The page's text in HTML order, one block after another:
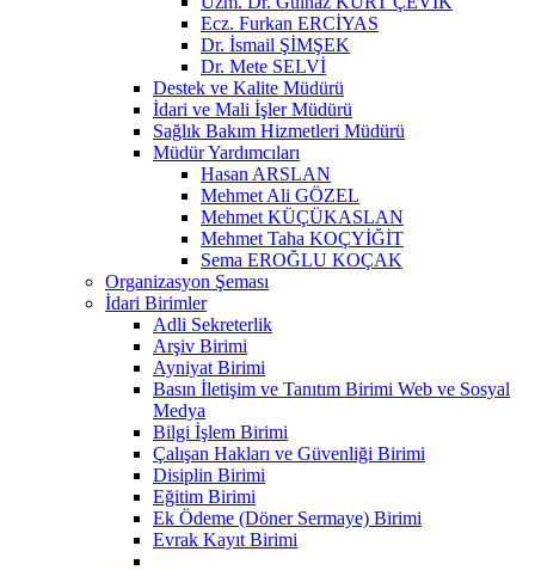
Ecz. Furkan ERCİYAS
Dr. İsmail ŞİMŞEK
Dr. Mete SELVİ
Destek ve Kalite Müdürü
İdari ve Mali İşler Müdürü
Sağlık Bakım Hizmetleri Müdürü
Müdür Yardımcıları
Hasan ARSLAN
Mehmet Ali GÖZEL
Mehmet KÜÇÜKASLAN
Mehmet Taha KOÇYİĞİT
Sema EROĞLU KOÇAK
Organizasyon Şeması
İdari Birimler
Adli Sekreterlik
Arşiv Birimi
Ayniyat Birimi
Basın İletişim ve Tanıtım Birimi Web ve Sosyal
Medya
Bilgi İşlem Birimi
Çalışan Hakları ve Güvenliği Birimi
Disiplin Birimi
Eğitim Birimi
Ek Ödeme (Döner Sermaye) Birimi
Evrak Kayıt Birimi